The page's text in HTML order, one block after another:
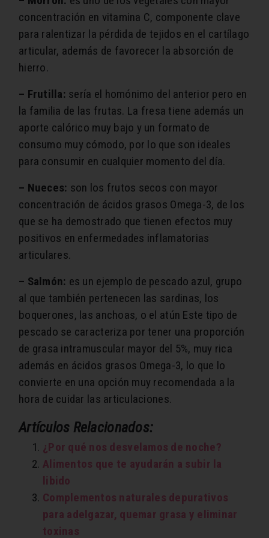
concentración en vitamina C, componente clave
para ralentizar la pérdida de tejidos en el cartílago
articular, además de favorecer la absorción de
hierro.
– Frutilla: sería el homónimo del anterior pero en
la familia de las frutas. La fresa tiene además un
aporte calórico muy bajo y un formato de
consumo muy cómodo, por lo que son ideales
para consumir en cualquier momento del día.
– Nueces: son los frutos secos con mayor
concentración de ácidos grasos Omega-3, de los
que se ha demostrado que tienen efectos muy
positivos en enfermedades inflamatorias
articulares.
– Salmón: es un ejemplo de pescado azul, grupo
al que también pertenecen las sardinas, los
boquerones, las anchoas, o el atún Este tipo de
pescado se caracteriza por tener una proporción
de grasa intramuscular mayor del 5%, muy rica
además en ácidos grasos Omega-3, lo que lo
convierte en una opción muy recomendada a la
hora de cuidar las articulaciones.
Artículos Relacionados:
¿Por qué nos desvelamos de noche?
Alimentos que te ayudarán a subir la
libido
Complementos naturales depurativos
para adelgazar, quemar grasa y eliminar
toxinas